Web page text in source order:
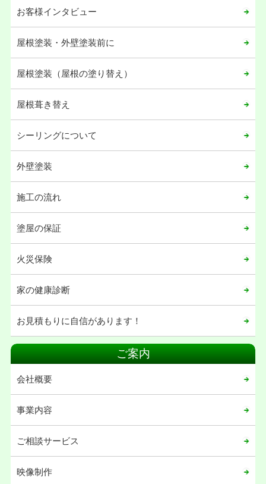
お客様インタビュー
屋根塗装・外壁塗装前に
屋根塗装（屋根の塗り替え）
屋根葺き替え
シーリングについて
外壁塗装
施工の流れ
塗屋の保証
火災保険
家の健康診断
お見積もりに自信があります！
ご案内
会社概要
事業内容
ご相談サービス
映像制作